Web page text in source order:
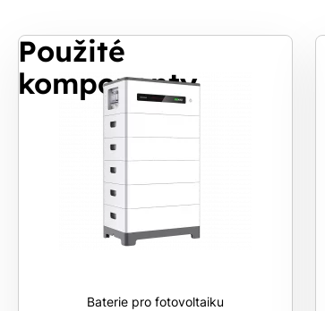
Použité
komponenty
Baterie pro fotovoltaiku